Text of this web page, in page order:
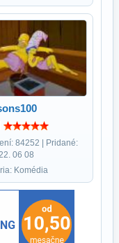
84252 | Pridané:
06 08
Komédia